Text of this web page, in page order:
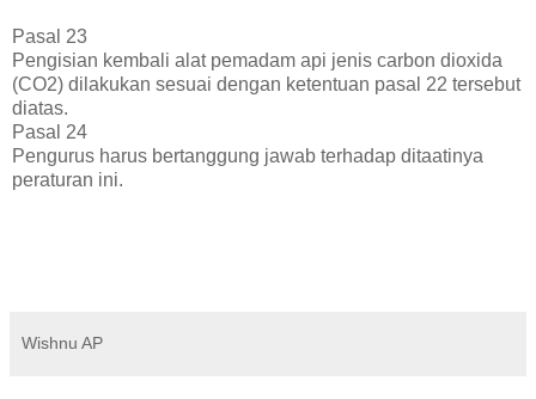
Pasal 23
Pengisian kembali alat pemadam api jenis carbon dioxida
(CO2) dilakukan sesuai dengan ketentuan pasal 22 tersebut
diatas.
Pasal 24
Pengurus harus bertanggung jawab terhadap ditaatinya
peraturan ini.
Wishnu AP